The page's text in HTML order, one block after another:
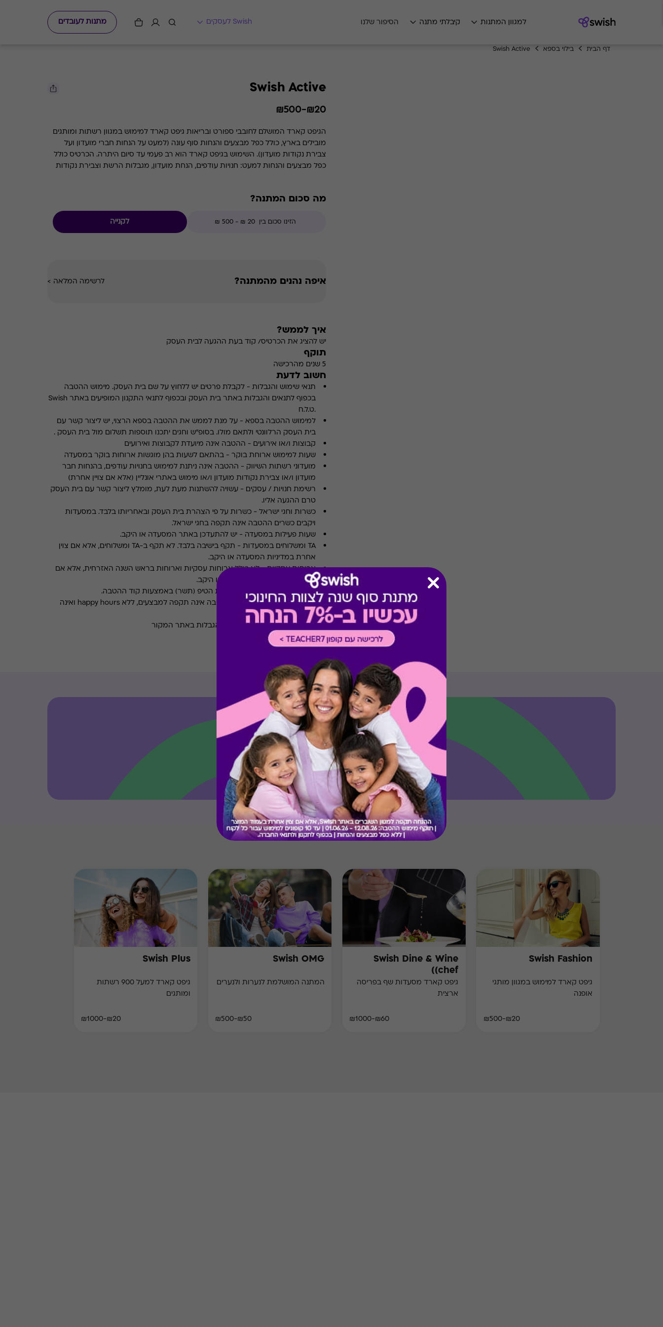
למגוון המתנות קיבלתי מתנה הסיפור שלנו Swish לעסקים מתנות לעובדים
דף הבית בילוי בספא Swish Active
Swish Active
₪20-₪500
הגיפט קארד המושלם לחובבי ספורט ובריאות גיפט קארד למימוש במגוון רשתות ומותגים
מובילים בארץ, כולל כפל מבצעים והנחות סוף עונה (למעט על הנחות חברי מועדון ועל
צבירת נקודות מועדון). השימוש בגיפט קארד הוא רב פעמי עד סיום היתרה. הכרטיס כולל
כפל מבצעים והנחות למעט: חנויות עודפים, הנחת מועדון, מגבלות הרשת וצבירת נקודות
מה סכום המתנה?
לקנייה
איפה נהנים מהמתנה? לרשימה המלאה >
איך לממש?
יש להציג את הכרטיס/ קוד בעת ההגעה לבית העסק
תוקף
5 שנים מהרכישה
חשוב לדעת
תנאי שימוש והגבלות -לקבלת פרטים יש ללחוץ על שם בית העסק. מימוש ההטבה
בכפוף לתנאים והגבלות באתר בית העסק ובכפוף לתנאי התקנון המופיעים באתר Swish
.ט.ל.ח
למימוש ההטבה בספא -על מנת לממש את ההטבה בספא הרצוי, יש ליצור קשר עם
בית העסק הרלוונטי ולתאם מולו. בסופ"ש וחגים יתכנו תוספות תשלום מול בית העסק .
קבוצות ו/או אירועים - ההטבה אינה מיועדת לקבוצות ואירועים
שעות למימוש ארוחת בוקר - בהתאם לשעות בהן מוגשות ארוחות בוקר במסעדה
מועדוני רשתות השיווק - ההטבה אינה ניתנת למימוש בחנויות עודפים, בהנחות חבר
מועדון ו/או צבירת נקודות מועדון ו/או מימוש באתרי אונליין (אלא אם צויין אחרת)
רשימת חנויות / עסקים -עשויה להשתנות מעת לעת, מומלץ ליצור קשר עם בית העסק
טרם ההגעה אליו.
כשרות וחגי ישראל -כשרות על פי הצהרת בית העסק ובאחריותו בלבד. במסעדות
ויקבים כשרים ההטבה אינה תקפה בחגי ישראל.
שעות פעילות במסעדה -יש להתעדכן באתר המסעדה או היקב.
TA ומשלוחים במסעדות
-
תקף בישיבה בלבד. לא תקף ב-TA ומשלוחים, אלא אם צוין
אחרת במדיניות המסעדה או היקב.
ארוחות עסקיות-לא כולל ארוחות עסקיות וארוחות בראש השנה האזרחית, אלא אם
צוין אחרת במדיניות המסעדה או היקב.
תשלום תשר
לא ניתן לשלם את הטיפ (תשר) באמצעות קוד ההטבה.
מבצעים במסעדות/יקבים
ההטבה אינה תקפה למבצעים, ללא happy hours ואינה
כוללת 10% הנחה לתושבי אילת
מימוש ההטבה בכפוף לתנאים והגבלות באתר המקור
קיבלת מתנה כזו?
בירור יתרה בכרטיס
מתנות ששווה לך להכיר
Swish Fashion
גיפט קארד למימוש במגוון מותגי
אופנה
₪20-₪500
Swish Dine & Wine
(chef)
גיפט קארד מסעדות שף בפריסה
ארצית
₪60-₪1000
Swish OMG
המתנה המושלמת לנערות ולנערים
₪50-₪500
Swish Plus
גיפט קארד למעל 900 רשתות
ומותגים
₪20-₪1000